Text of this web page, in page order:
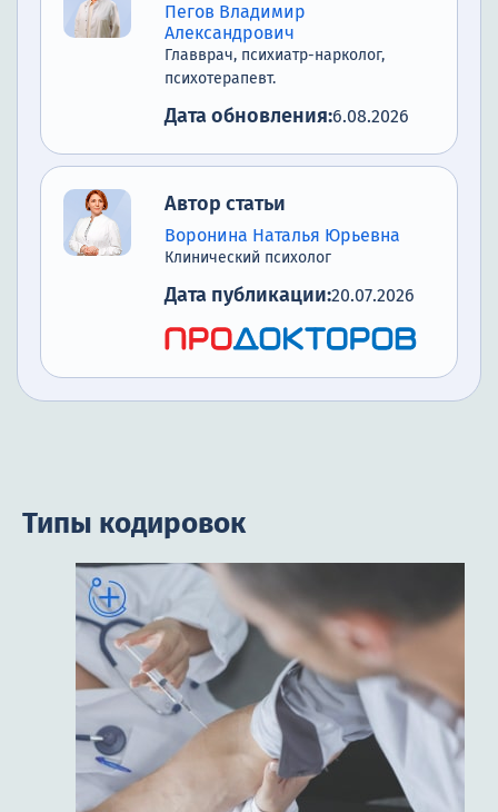
Пегов Владимир
Александрович
Главврач, психиатр-нарколог,
психотерапевт.
Дата обновления:6.08.2026
Автор статьи
Воронина Наталья Юрьевна
Клинический психолог
Дата публикации:20.07.2026
Типы кодировок